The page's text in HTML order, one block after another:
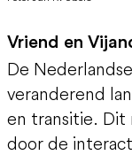
Vriend en
De
veranderend
en transitie. Dit
door de